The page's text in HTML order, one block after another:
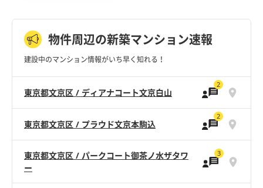
物件周辺の新築マンション速報
建設中のマンション情報がいち早く知れる！
東京都文京区 / ディアナコート文京白山
2
東京都文京区 / プラウド文京本駒込
2
東京都文京区 / パークコート御茶ノ水ザタワ
ー
3